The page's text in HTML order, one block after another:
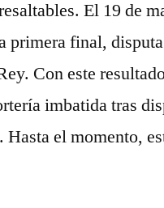
El 19 de
primera final,
Con este
imbatida tras
Hasta el momento,